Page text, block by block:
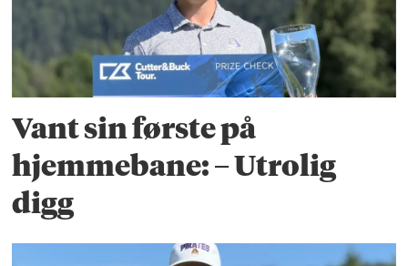
Vant sin første på
hjemmebane: – Utrolig
digg